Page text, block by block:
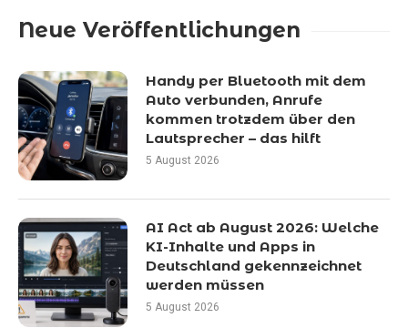
Neue Veröffentlichungen
Handy per Bluetooth mit dem
Auto verbunden, Anrufe
kommen trotzdem über den
Lautsprecher – das hilft
5 August 2026
AI Act ab August 2026: Welche
KI-Inhalte und Apps in
Deutschland gekennzeichnet
werden müssen
5 August 2026